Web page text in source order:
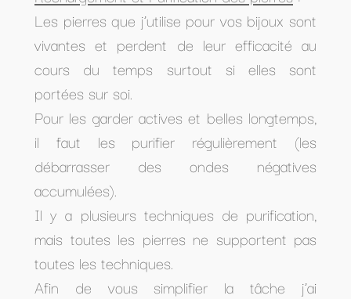
Les pierres que j’utilise pour vos bijoux sont
vivantes et perdent de leur efficacité au
cours du temps surtout si elles sont
portées sur soi.
Pour les garder actives et belles longtemps,
il faut les purifier régulièrement (les
débarrasser des ondes négatives
accumulées).
Il y a plusieurs techniques de purification,
mais toutes les pierres ne supportent pas
toutes les techniques.
Afin de vous simplifier la tâche j’ai